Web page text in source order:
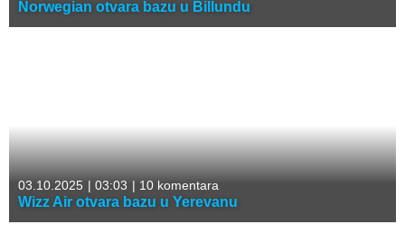
Norwegian otvara bazu u Billundu
03.10.2025 | 03:03 | 10 komentara
Wizz Air otvara bazu u Yerevanu